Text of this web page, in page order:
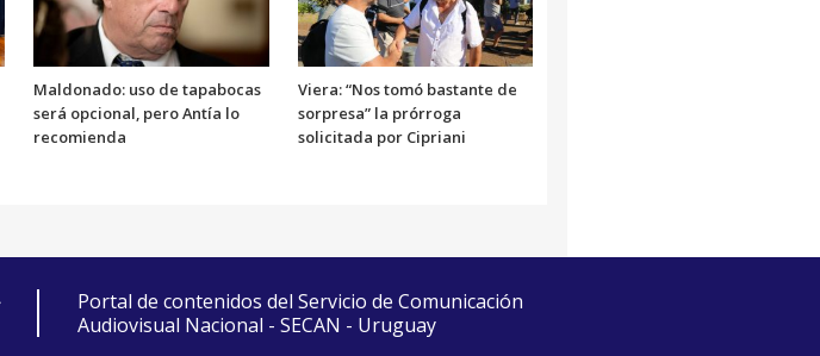
Maldonado: uso de tapabocas
será opcional, pero Antía lo
recomienda
Viera: “Nos tomó bastante de
sorpresa” la prórroga
solicitada por Cipriani
Portal de contenidos del Servicio de Comunicación
Audiovisual Nacional - SECAN - Uruguay